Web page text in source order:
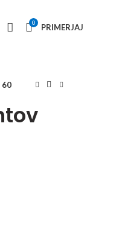
0 PRIMERJAJ
60